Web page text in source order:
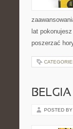
lat
poszerzać
POSTED BY